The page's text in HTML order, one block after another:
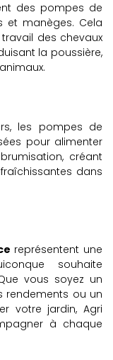
des pompes de
et manèges. Cela
des chevaux
la poussière,
les pompes de
pour alimenter
créant
dans
représentent une
souhaite
vous soyez un
rendements ou un
votre jardin, Agri
à chaque